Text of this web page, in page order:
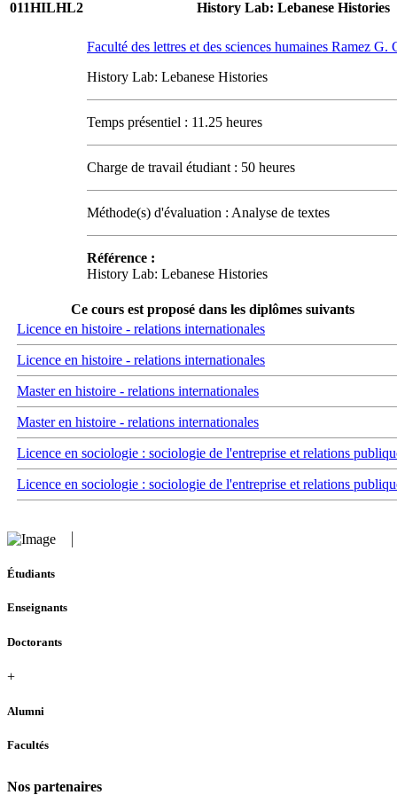
011HILHL2 History Lab: Lebanese Histories
Faculté des lettres et des sciences humaines Ramez G.
History Lab: Lebanese Histories
Temps présentiel : 11.25 heures
Charge de travail étudiant : 50 heures
Méthode(s) d'évaluation : Analyse de textes
Référence :
History Lab: Lebanese Histories
Ce cours est proposé dans les diplômes suivants
Licence en histoire - relations internationales
Licence en histoire - relations internationales
Master en histoire - relations internationales
Master en histoire - relations internationales
Licence en sociologie : sociologie de l'entreprise et relations
Licence en sociologie : sociologie de l'entreprise et relations
Étudiants
Enseignants
Doctorants
+
Alumni
Facultés
Nos partenaires